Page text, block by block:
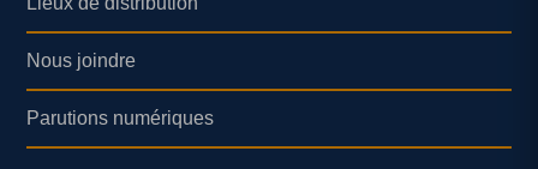
Nous joindre
Parutions numériques